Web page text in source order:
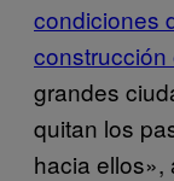
condiciones
construcción
grandes
quitan los
hacia ellos»,